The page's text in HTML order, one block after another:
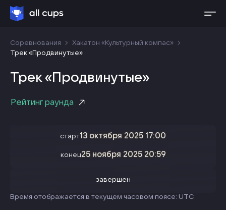
Соревнования
Хакатон «Культурный компас»
Трек «Продвинутые»
Трек «Продвинутые»
Рейтинг раунда
старт13 октября 2025 17:00
конец25 ноября 2025 20:59
завершен
Время отображается в текущем часовом поясе: UTC